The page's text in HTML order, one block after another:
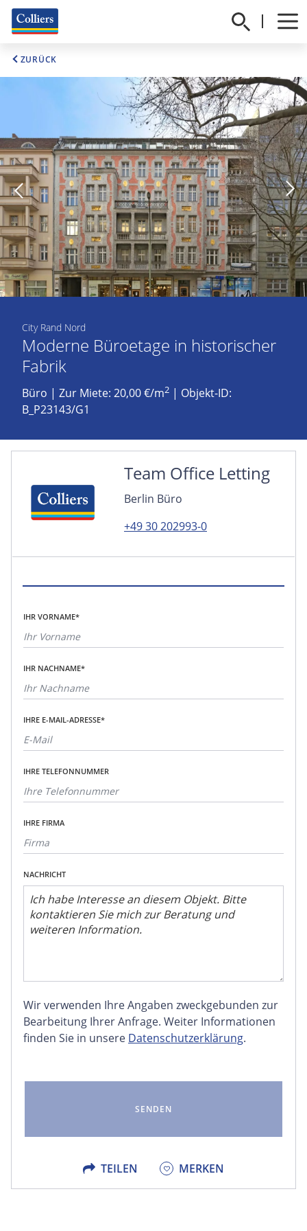
ZURÜCK
City Rand Nord
Moderne Büroetage in historischer
Fabrik
Büro | Zur Miete: 20,00 €/m2 | Objekt-ID:
B_P23143/G1
Team Office Letting
Berlin Büro
+49 30 202993-0
IHR VORNAME*
IHR NACHNAME*
IHRE E-MAIL-ADRESSE*
IHRE TELEFONNUMMER
IHRE FIRMA
NACHRICHT
Wir verwenden Ihre Angaben zweckgebunden zur
Bearbeitung Ihrer Anfrage. Weiter Informationen
finden Sie in unsere Datenschutzerklärung.
TEILEN
FACEBOOK
X
MERKEN